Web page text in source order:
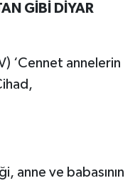
GİBİ DİYAR
‘Cennet annelerin
anne ve babasının